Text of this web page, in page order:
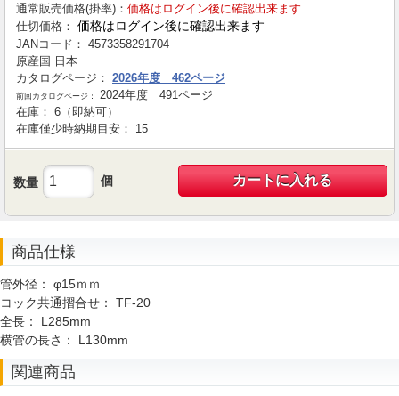
通常販売価格(掛率)： 価格はログイン後に確認出来ます
仕切価格： 価格はログイン後に確認出来ます
JANコード： 4573358291704
原産国 日本
カタログページ： 2026年度 462ページ
前回カタログページ：
2024年度 491ページ
在庫： 6（即納可）
在庫僅少時納期目安：
15
数量 個 カートに入れる
商品仕様
管外径： φ15ｍｍ
コック共通摺合せ： TF-20
全長： L285mm
横管の長さ： L130mm
関連商品